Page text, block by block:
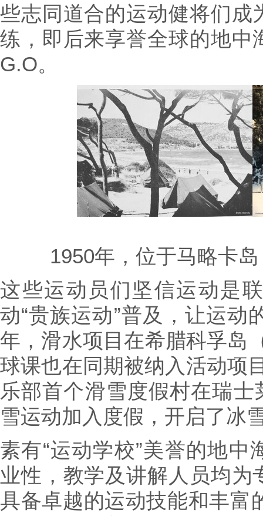
些志同道合的运动健将们成
练，即后来享誉全球的地中
G.O。
1950年，位于马略卡
这些运动员们坚信运动是
动“贵族运动”普及，让运动
年，滑水项目在希腊科孚岛
球课也在同期被纳入活动项
乐部首个滑雪度假村在瑞
雪运动加入度假，开启了冰
素有“运动学校”美誉的地
业性，教学及讲解人员均
具备卓越的运动技能和丰富